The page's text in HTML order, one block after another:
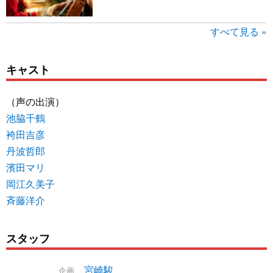
すべて見る »
キャスト
（声の出演）
池脇千鶴
袴田吉彦
丹波哲郎
濱田マリ
岡江久美子
斉藤洋介
スタッフ
企画 宮崎駿